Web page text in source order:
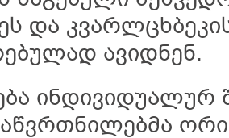
და
ავიდნენ.
ინდივიდუალურ